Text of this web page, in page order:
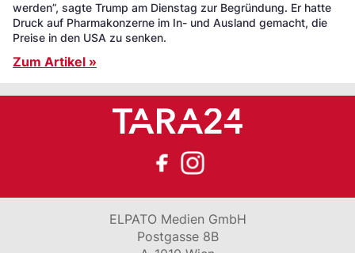
werden”, sagte Trump am Dienstag zur Begründung. Er hatte
Druck auf Pharmakonzerne im In- und Ausland gemacht, die
Preise in den USA zu senken.
Zum Artikel »
ELPATO Medien GmbH
Postgasse 8B